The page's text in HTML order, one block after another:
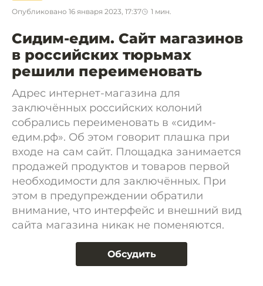
Опубликовано 16 января 2023, 17:37 1 мин.
Сидим-едим. Сайт магазинов
в российских тюрьмах
решили переименовать
Адрес интернет-магазина для
заключённых российских колоний
собрались переименовать в «сидим-
едим.рф». Об этом говорит плашка при
входе на сам сайт. Площадка занимается
продажей продуктов и товаров первой
необходимости для заключённых. При
этом в предупреждении обратили
внимание, что интерфейс и внешний вид
сайта магазина никак не поменяются.
Обсудить